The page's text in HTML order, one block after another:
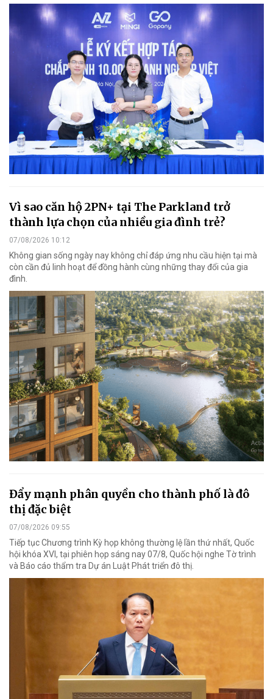
Vì sao căn hộ 2PN+ tại The Parkland trở
thành lựa chọn của nhiều gia đình trẻ?
07/08/2026 10:12
Không gian sống ngày nay không chỉ đáp ứng nhu cầu hiện tại mà
còn cần đủ linh hoạt để đồng hành cùng những thay đổi của gia
đình.
Đẩy mạnh phân quyền cho thành phố là đô
thị đặc biệt
07/08/2026 09:55
Tiếp tục Chương trình Kỳ họp không thường lệ lần thứ nhất, Quốc
hội khóa XVI, tại phiên họp sáng nay 07/8, Quốc hội nghe Tờ trình
và Báo cáo thẩm tra Dự án Luật Phát triển đô thị.